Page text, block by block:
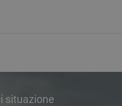
situazione